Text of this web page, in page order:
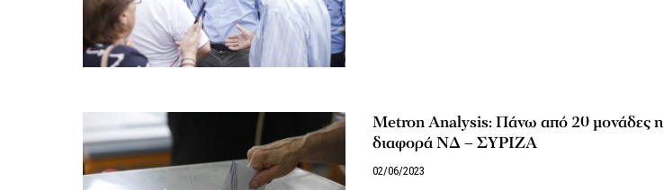
Metron Analysis: Πάνω από 20 μονάδες η
διαφορά ΝΔ – ΣΥΡΙΖΑ
02/06/2023